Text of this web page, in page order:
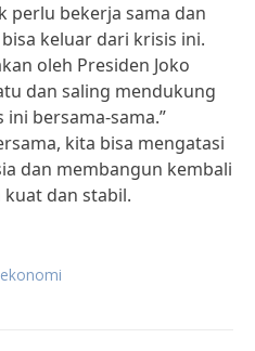
perlu bekerja sama dan
keluar dari krisis ini.
oleh Presiden Joko
dan saling mendukung
bersama-sama.”
kita bisa mengatasi
dan membangun kembali
dan stabil.